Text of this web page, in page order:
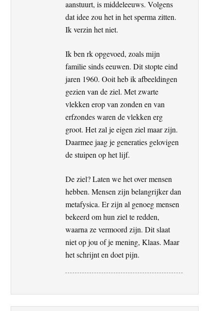
aanstuurt, is middeleeuws. Volgens
dat idee zou het in het sperma zitten.
Ik verzin het niet.
Ik ben rk opgevoed, zoals mijn
familie sinds eeuwen. Dit stopte eind
jaren 1960. Ooit heb ik afbeeldingen
gezien van de ziel. Met zwarte
vlekken erop van zonden en van
erfzondes waren de vlekken erg
groot. Het zal je eigen ziel maar zijn.
Daarmee jaag je generaties gelovigen
de stuipen op het lijf.
De ziel? Laten we het over mensen
hebben. Mensen zijn belangrijker dan
metafysica. Er zijn al genoeg mensen
bekeerd om hun ziel te redden,
waarna ze vermoord zijn. Dit slaat
niet op jou of je mening, Klaas. Maar
het schrijnt en doet pijn.